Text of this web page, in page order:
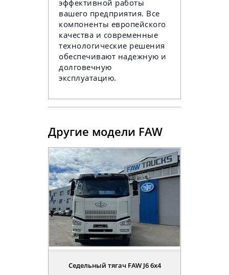
эффективной работы
вашего предприятия. Все
компоненты европейского
качества и современные
технологические решения
обеспечивают надежную и
долговечную
эксплуатацию.
Другие модели FAW
Седельный тягач FAW J6 6х4